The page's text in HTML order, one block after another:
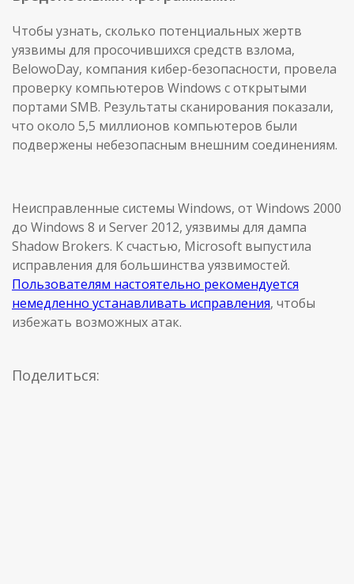
Чтобы узнать, сколько потенциальных жертв
уязвимы для просочившихся средств взлома,
BelowoDay, компания кибер-безопасности, провела
проверку компьютеров Windows с открытыми
портами SMB. Результаты сканирования показали,
что около 5,5 миллионов компьютеров были
подвержены небезопасным внешним соединениям.
Неисправленные системы Windows, от Windows 2000
до Windows 8 и Server 2012, уязвимы для дампа
Shadow Brokers. К счастью, Microsoft выпустила
исправления для большинства уязвимостей.
Пользователям настоятельно рекомендуется
немедленно устанавливать исправления, чтобы
избежать возможных атак.
Поделиться: